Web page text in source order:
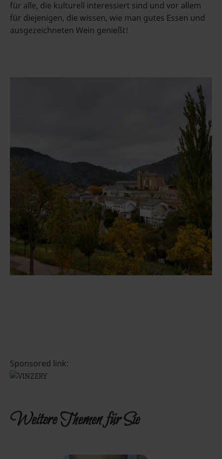
für alle, die kulturell interessiert sind und vor allem
für diejenigen, die wissen, wie man gutes Essen und
ausgezeichneten Wein genießt!
Sponsored link:
Weitere Themen für Sie